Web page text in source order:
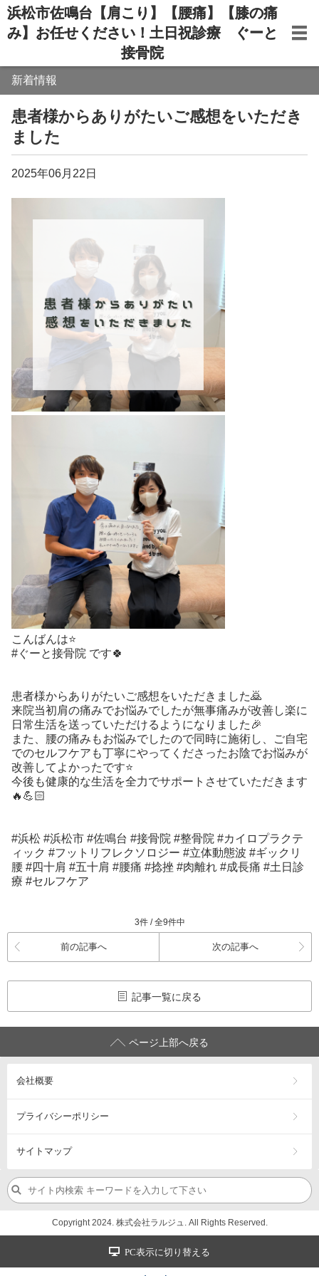
浜松市佐鳴台【肩こり】【腰痛】【膝の痛
み】お任せください！土日祝診療 ぐーと
接骨院
新着情報
患者様からありがたいご感想をいただき
ました
2025年06月22日
こんばんは⭐️
#ぐーと接骨院 です🍀
患者様からありがたいご感想をいただきました🙇
来院当初肩の痛みでお悩みでしたが無事痛みが改善し楽に
日常生活を送っていただけるようになりました🎉
また、腰の痛みもお悩みでしたので同時に施術し、ご自宅
でのセルフケアも丁寧にやってくださったお陰でお悩みが
改善してよかったです⭐️
今後も健康的な生活を全力でサポートさせていただきます
🔥💪🏻
#浜松 #浜松市 #佐鳴台 #接骨院 #整骨院 #カイロプラクテ
ィック #フットリフレクソロジー #立体動態波 #ギックリ
腰 #四十肩 #五十肩 #腰痛 #捻挫 #肉離れ #成長痛 #土日診
療 #セルフケア
3件 / 全9件中
前の記事へ 次の記事へ
記事一覧に戻る
ページ上部へ戻る
会社概要
プライバシーポリシー
サイトマップ
Copyright 2024. 株式会社ラルジュ. All Rights Reserved.
PC表示に切り替える